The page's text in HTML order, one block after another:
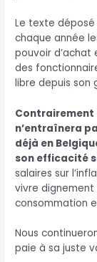
Le texte
chaque année
pouvoir d’achat
des
libre depuis son
Contrairement
n’entraînera
déjà en
son efficacité
salaires sur
vivre
consommation
Nous
paie à sa juste